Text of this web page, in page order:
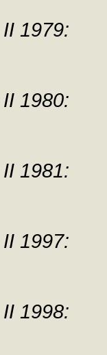
1979:
1980:
1981:
1997:
1998: